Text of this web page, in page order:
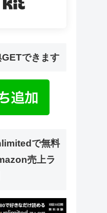
できます
で無料
売上ラ